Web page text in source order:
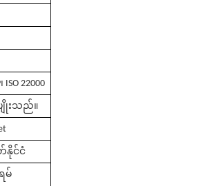
ISO 22000
းသည်။
နိုင်ငံ
မ်